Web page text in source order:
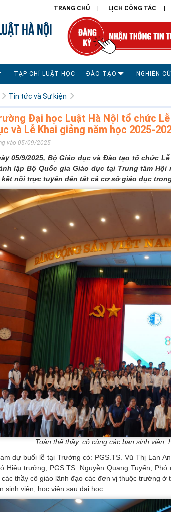
TRANG CHỦ LỊCH CÔNG TÁC
HÀ NỘI
TẠP CHÍ LUẬT HỌC ĐÀO TẠO NGHIÊN
Tin tức và Sự kiện
Đại học Luật Hà Nội tổ chức
và Lễ Khai giảng năm học 2025-
vào 05/09/2025
05/9/2025, Bộ Giáo dục và Đào tạo tổ chức
lập Bộ Quốc gia Giáo dục tại Trung tâm
kết nối trực tuyến đến tất cả cơ sở giáo dục
Toàn thể thầy, cô cùng các bạn sinh
dự buổi lễ tại Trường có: PGS.TS. Vũ Thị Lan
Hiệu trưởng; PGS.TS. Nguyễn Quang Tuyến,
thầy cô giáo lãnh đạo các đơn vị thuộc trường
sinh viên, học viên sau đại học.